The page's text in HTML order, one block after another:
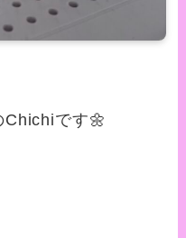
Chichiです🌼